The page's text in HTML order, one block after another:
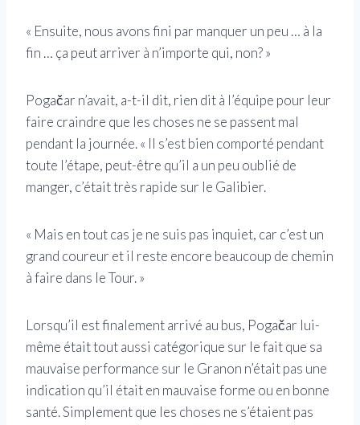
« Ensuite, nous avons fini par manquer un peu … à la
fin … ça peut arriver à n’importe qui, non? »
Pogačar n’avait, a-t-il dit, rien dit à l’équipe pour leur
faire craindre que les choses ne se passent mal
pendant la journée. « Il s’est bien comporté pendant
toute l’étape, peut-être qu’il a un peu oublié de
manger, c’était très rapide sur le Galibier.
« Mais en tout cas je ne suis pas inquiet, car c’est un
grand coureur et il reste encore beaucoup de chemin
à faire dans le Tour. »
Lorsqu’il est finalement arrivé au bus, Pogačar lui-
même était tout aussi catégorique sur le fait que sa
mauvaise performance sur le Granon n’était pas une
indication qu’il était en mauvaise forme ou en bonne
santé. Simplement que les choses ne s’étaient pas